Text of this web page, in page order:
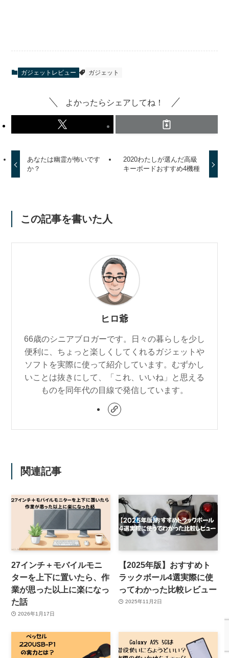
ガジェットレビュー ガジェット
よかったらシェアしてね！
あなたは幽霊が怖いです
か？
2020わたしが選んだ高級
キーボードおすすめ4機種
この記事を書いた人
ヒロ爺
66歳のシニアブロガーです。日々の暮らしを少し
便利に、ちょっと楽しくしてくれるガジェットや
ソフトを実際に使って紹介しています。むずかし
いことは抜きにして、「これ、いいね」と思える
ものを同年代の目線で発信しています。
関連記事
27インチ＋モバイルモニ
ターを上下に置いたら、作
業が思った以上に楽になっ
た話
2026年1月17日
【2025年版】おすすめト
ラックボール4選実際に使
ってわかった比較レビュー
2025年11月2日